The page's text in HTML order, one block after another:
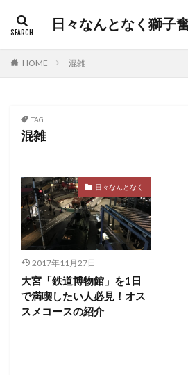
日々なんとなく獅子
HOME 混雑
TAG
混雑
日々なんとなく
2017年11月27日
大宮「鉄道博物館」を1日
で満喫したい人必見！オス
スメコースの紹介